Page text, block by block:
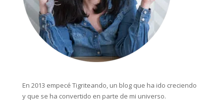
En 2013 empecé Tigriteando, un blog que ha ido creciendo
y que se ha convertido en parte de mi universo.